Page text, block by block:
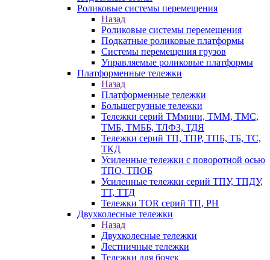
Роликовые системы перемещения
Назад
Роликовые системы перемещения
Подкатные роликовые платформы
Системы перемещения грузов
Управляемые роликовые платформы
Платформенные тележки
Назад
Платформенные тележки
Большегрузные тележки
Тележки серий ТМмини, ТММ, ТМС,
ТМБ, ТМББ, ТЛФЗ, ТДЯ
Тележки серий ТП, ТПР, ТПБ, ТБ, ТС,
ТКД
Усиленные тележки с поворотной осью
ТПО, ТПОБ
Усиленные тележки серий ТПУ, ТПДУ,
ТТ, ТТД
Тележки TOR серий ТП, PH
Двухколесные тележки
Назад
Двухколесные тележки
Лестничные тележки
Тележки для бочек